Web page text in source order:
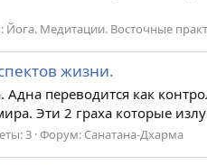
Йога. Медитации. Восточные
жизни.
переводится как
Эти 2 граха которые
3 Форум: Санатана-Дхарма